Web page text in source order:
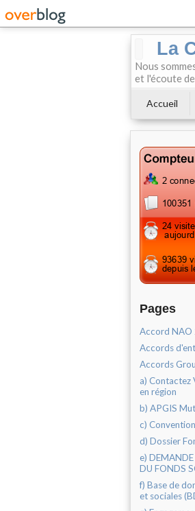
La
Nous
et l'écoute
Accueil
Pages
Accord NAO
Accords
Accords
a) Contactez
en région
b) APGIS
c)
d) Dossier
e)
DU FONDS
f) Base de
et sociales